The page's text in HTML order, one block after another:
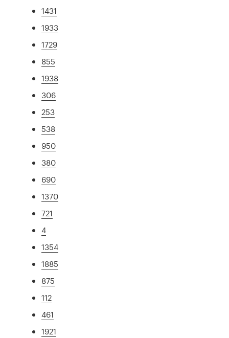
1431
1933
1729
855
1938
306
253
538
950
380
690
1370
721
4
1354
1885
875
112
461
1921